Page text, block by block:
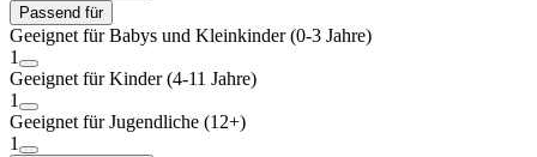
Passend für
Geeignet für Babys und Kleinkinder (0-3 Jahre)
1
Geeignet für Kinder (4-11 Jahre)
1
Geeignet für Jugendliche (12+)
1